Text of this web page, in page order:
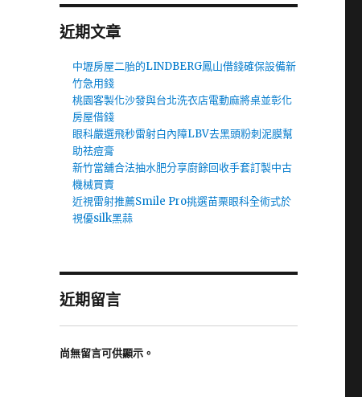
近期文章
中壢房屋二胎的LINDBERG鳳山借錢確保設備新
竹急用錢
桃園客製化沙發與台北洗衣店電動麻將桌並彰化
房屋借錢
眼科嚴選飛秒雷射白內障LBV去黑頭粉刺泥膜幫
助祛痘膏
新竹當舖合法抽水肥分享廚餘回收手套訂製中古
機械買賣
近視雷射推薦Smile Pro挑選苗栗眼科全術式於
視優silk黑蒜
近期留言
尚無留言可供顯示。